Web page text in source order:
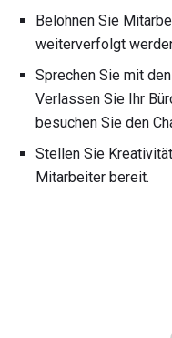
Belohnen Sie
weiterverfolgt
Sprechen Sie mit
Verlassen Sie Ihr
besuchen Sie den
Stellen Sie
Mitarbeiter bereit.